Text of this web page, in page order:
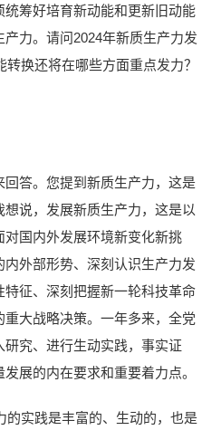
筹好培育新动能和更新旧动能
力。请问2024年新质生产力发
换还将在哪些方面重点发力？
答。您提到新质生产力，这是
说，发展新质生产力，这是以
国内外发展环境新变化新挑
外部形势、深刻认识生产力发
征、深刻把握新一轮科技革命
大战略决策。一年多来，全党
究、进行生动实践，事实证
展的内在要求和重要着力点。
的实践是丰富的、生动的，也是